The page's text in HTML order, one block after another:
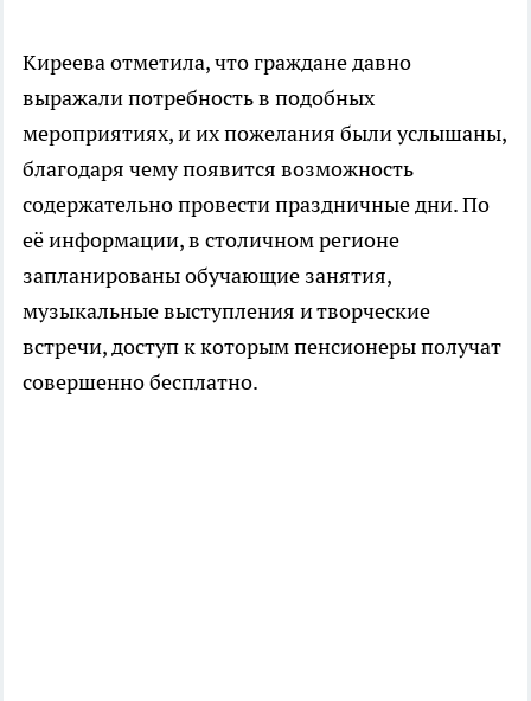
Киреева отметила, что граждане давно
выражали потребность в подобных
мероприятиях, и их пожелания были услышаны,
благодаря чему появится возможность
содержательно провести праздничные дни. По
её информации, в столичном регионе
запланированы обучающие занятия,
музыкальные выступления и творческие
встречи, доступ к которым пенсионеры получат
совершенно бесплатно.